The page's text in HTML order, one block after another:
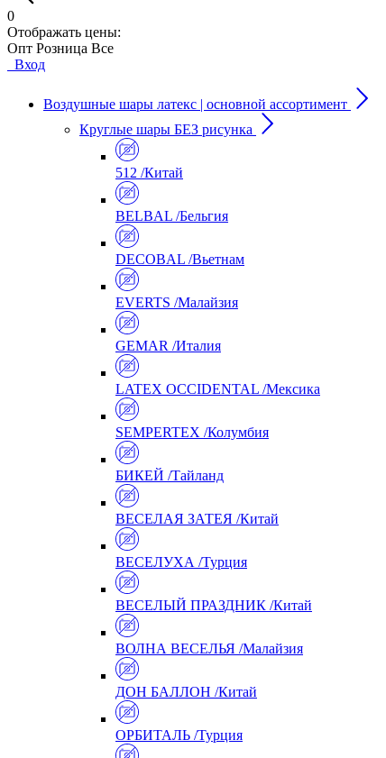
0
Отображать цены:
Опт Розница Все
Вход
Воздушные шары латекс | основной ассортимент
Круглые шары БЕЗ рисунка
512 /Китай
BELBAL /Бельгия
DECOBAL /Вьетнам
EVERTS /Малайзия
GEMAR /Италия
LATEX OCCIDENTAL /Мексика
SEMPERTEX /Колумбия
БИКЕЙ /Тайланд
ВЕСЕЛАЯ ЗАТЕЯ /Китай
ВЕСЕЛУХА /Турция
ВЕСЕЛЫЙ ПРАЗДНИК /Китай
ВОЛНА ВЕСЕЛЬЯ /Малайзия
ДОН БАЛЛОН /Китай
ОРБИТАЛЬ /Турция